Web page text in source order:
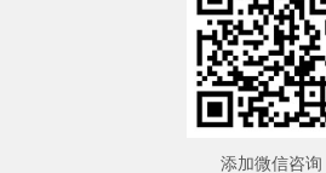
添加微信咨询